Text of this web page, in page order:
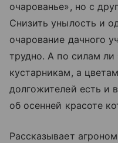
очарованье», но с
Снизить унылость и
очарование дачного
трудно. А по силам ли
кустарникам, а
долгожителей есть и
об осенней красоте
Рассказывает